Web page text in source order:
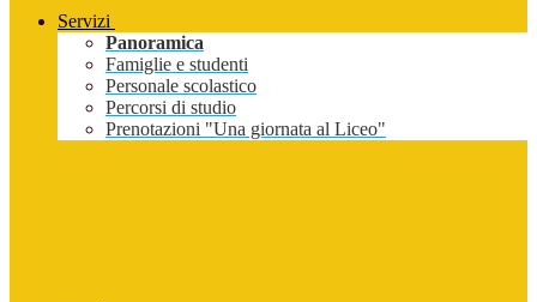
Servizi
Panoramica
Famiglie e studenti
Personale scolastico
Percorsi di studio
Prenotazioni "Una giornata al Liceo"